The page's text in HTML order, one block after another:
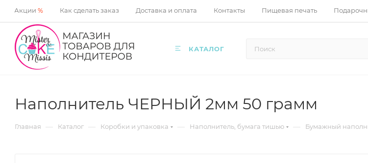
Акции % Как сделать заказ Доставка и оплата Контакты Пищевая печать
КАТАЛОГ
Наполнитель ЧЕРНЫЙ 2мм 50 грамм
Главная — Каталог — Коробки и упаковка — Наполнитель, бумага тишью — Бумажный